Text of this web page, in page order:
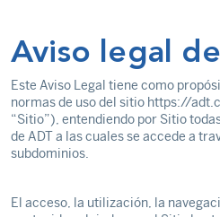
Aviso legal
Este Aviso Legal tiene como
normas de uso del sitio https://
“Sitio”), entendiendo por Sitio
de ADT a las cuales se accede a
subdominios.
El acceso, la utilización, la